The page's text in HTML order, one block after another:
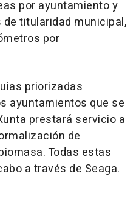
por ayuntamiento y
titularidad municipal,
por
priorizadas
ayuntamientos que se
prestará servicio a
de
Todas estas
a través de Seaga.